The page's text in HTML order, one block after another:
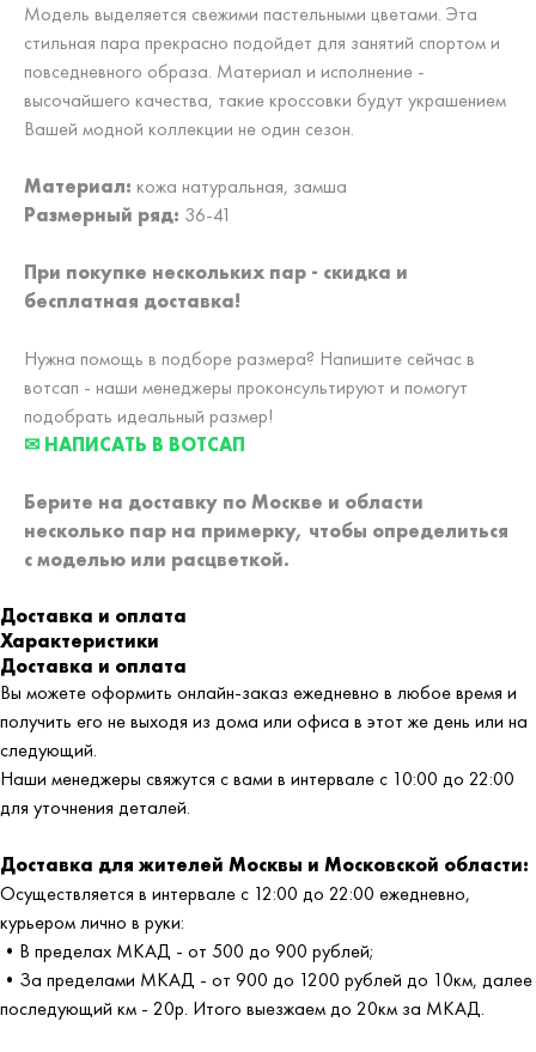
Модель выделяется свежими пастельными цветами. Эта
стильная пара прекрасно подойдет для занятий спортом и
повседневного образа. Материал и исполнение -
высочайшего качества, такие кроссовки будут украшением
Вашей модной коллекции не один сезон.
Материал: кожа натуральная, замша
Размерный ряд: 36-41
При покупке нескольких пар - скидка и
бесплатная доставка!
Нужна помощь в подборе размера? Напишите сейчас в
вотсап - наши менеджеры проконсультируют и помогут
подобрать идеальный размер!
✉ НАПИСАТЬ В ВОТСАП
Берите на доставку по Москве и области
несколько пар на примерку, чтобы определиться
с моделью или расцветкой.
Доставка и оплата
Характеристики
Доставка и оплата
Вы можете оформить онлайн-заказ ежедневно в любое время и
получить его не выходя из дома или офиса в этот же день или на
следующий.
Наши менеджеры свяжутся с вами в интервале с 10:00 до 22:00
для уточнения деталей.
Доставка для жителей Москвы и Московской области:
Осуществляется в интервале с 12:00 до 22:00 ежедневно,
курьером лично в руки:
•В пределах МКАД - от 500 до 900 рублей;
•За пределами МКАД - от 900 до 1200 рублей до 10км, далее
последующий км - 20р. Итого выезжаем до 20км за МКАД.